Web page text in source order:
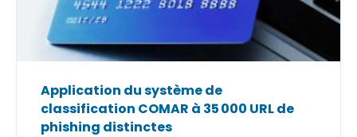
Application du système de
classification COMAR à 35 000 URL de
phishing distinctes